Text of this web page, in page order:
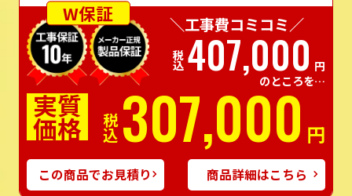
W保証
＼工事費コミコミ／
税込407,000 円
のところを…
実質
価格 税込307,000 円
この商品でお見積り 商品詳細はこちら